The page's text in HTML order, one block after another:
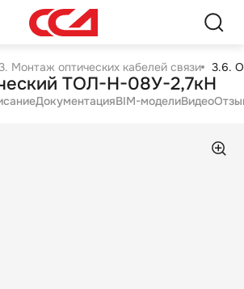
Монтаж оптических кабелей связи 3.6.
ТОЛ-Н-08У-2,7кН
ДокументацияBIM-моделиВидео